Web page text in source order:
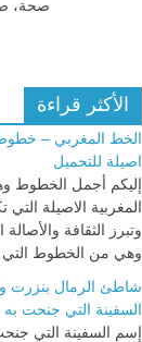
صحة،
الأكثر قراءة
الخط المغربي –
اصيلة للتحميل
إليكم أجمل الخطوط
المغربية الاصيلة التي
وتبرز الثقافة والأصالة
وهي من الخطوط التي
شاطئ الرمال بنزرت
السفينة التي جنحت به
إسم السفينة التي